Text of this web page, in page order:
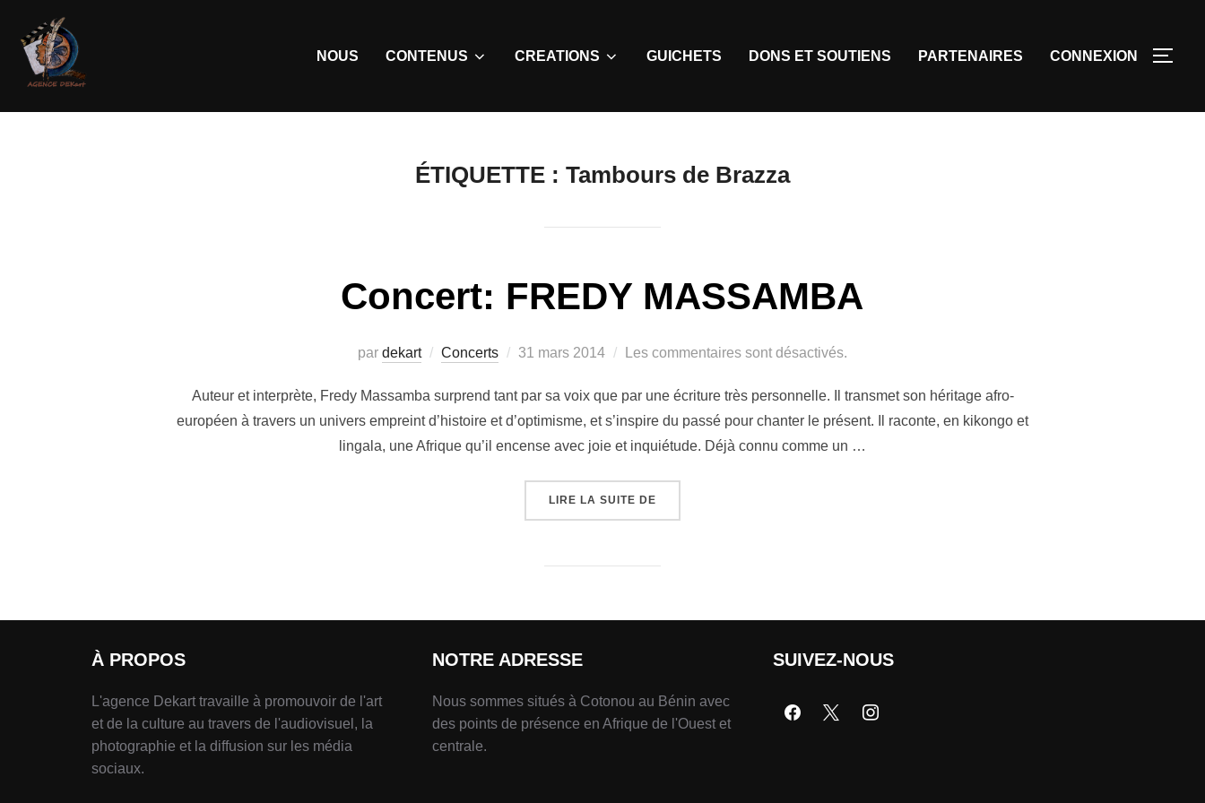
NOUS CONTENUS CREATIONS GUICHETS DONS ET SOUTIENS PARTENAIRES CONNEXION
ÉTIQUETTE : Tambours de Brazza
Concert: FREDY MASSAMBA
par dekart Concerts 31 mars 2014 Les commentaires sont désactivés.
Auteur et interprète, Fredy Massamba surprend tant par sa voix que par une écriture très personnelle. Il transmet son héritage afro-
européen à travers un univers empreint d’histoire et d’optimisme, et s’inspire du passé pour chanter le présent. Il raconte, en kikongo et
lingala, une Afrique qu’il encense avec joie et inquiétude. Déjà connu comme un …
LIRE LA SUITE DE
À PROPOS
L'agence Dekart travaille à promouvoir de l'art
et de la culture au travers de l'audiovisuel, la
photographie et la diffusion sur les média
sociaux.
NOTRE ADRESSE
Nous sommes situés à Cotonou au Bénin avec
des points de présence en Afrique de l'Ouest et
centrale.
SUIVEZ-NOUS